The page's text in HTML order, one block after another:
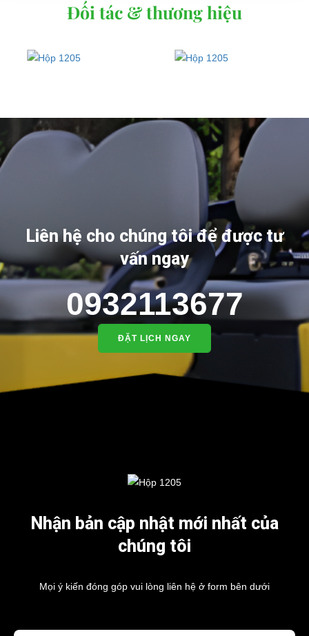
Đối tác & thương hiệu
Liên hệ cho chúng tôi để được tư
vấn ngay
0932113677
ĐẶT LỊCH NGAY
Nhận bản cập nhật mới nhất của
chúng tôi
Mọi ý kiến đóng góp vui lòng liên hệ ở form bên dưới